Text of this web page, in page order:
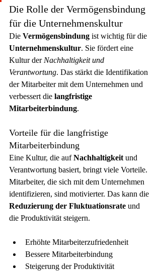
Die Rolle der Vermögensbindung
für die Unternehmenskultur
Die Vermögensbindung ist wichtig für die
Unternehmenskultur. Sie fördert eine
Kultur der Nachhaltigkeit und
Verantwortung. Das stärkt die Identifikation
der Mitarbeiter mit dem Unternehmen und
verbessert die langfristige
Mitarbeiterbindung.
Vorteile für die langfristige
Mitarbeiterbindung
Eine Kultur, die auf Nachhaltigkeit und
Verantwortung basiert, bringt viele Vorteile.
Mitarbeiter, die sich mit dem Unternehmen
identifizieren, sind motivierter. Das kann die
Reduzierung der Fluktuationsrate und
die Produktivität steigern.
Erhöhte Mitarbeiterzufriedenheit
Bessere Mitarbeiterbindung
Steigerung der Produktivität